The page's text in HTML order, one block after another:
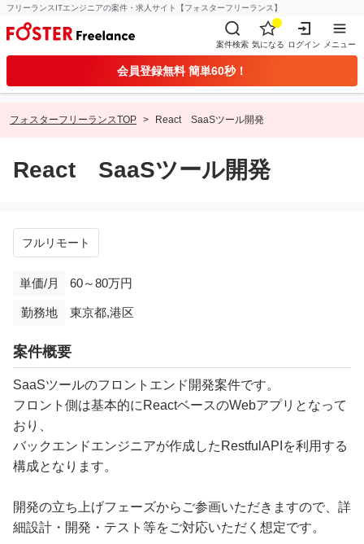
フリーランスITエンジニアの案件・求人サイト【フォスターフリーランス】
案件検索 気になる ログイン メニュー
会員登録無料 簡単60秒！
フォスターフリーランスTOP React SaaSツール開発
React SaaSツール開発
フルリモート
単価/月 60～80万円
勤務地 東京都,港区
案件概要
SaaSツールのフロントエンド開発案件です。
フロント側は基本的にReactベースのWebアプリとなって
おり、
バックエンドエンジニアが作成したRestfulAPIを利用する
構成となります。
開発の立ち上げフェーズからご参画いただきますので、詳
細設計・開発・テスト等をご対応いただく想定です。